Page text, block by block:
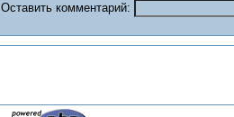
Оставить комментарий: